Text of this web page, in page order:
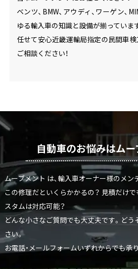
ベンツ、BMW、アウディ、ワーゲン、
ゆる輸入車の知識と設備が揃っていま
任せて安心近畿運輸局指定の民間車
ご相談ください！
自動車のお悩みはム
ムーブメント は、輸入車オーナー様のメン
この修理だといくらかかるの？ 見積だけで
スタムは対応可能？
どんな小さなご質問でも大丈夫です。ど
さい。
お電話・メールフォームいずれからでも承